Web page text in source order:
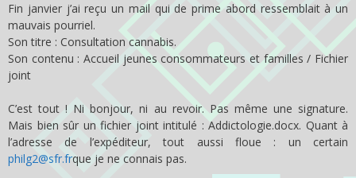
Fin janvier j’ai reçu un mail qui de prime abord ressemblait à un
mauvais pourriel.
Son titre : Consultation cannabis.
Son contenu : Accueil jeunes consommateurs et familles / Fichier
joint
C’est tout ! Ni bonjour, ni au revoir. Pas même une signature.
Mais bien sûr un fichier joint intitulé : Addictologie.docx. Quant à
l’adresse de l’expéditeur, tout aussi floue : un certain
philg2@sfr.frque je ne connais pas.